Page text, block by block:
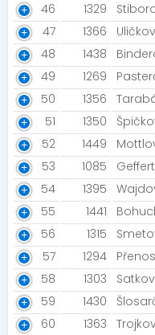
46
1329
47
1366
48
1438
49
1269
50
1356
51
1350
52
1449
53
1085
54
1395
55
1441
56
1315
57
1294
58
1303
59
1430
60
1363